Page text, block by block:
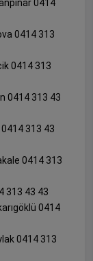
0414
0414 313
0414 313
0414 313 43
313 43
0414 313
313 43 43
0414
0414 313